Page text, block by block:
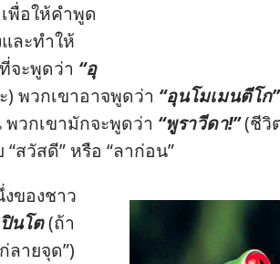
พื่อ​ให้​คำ​พูด​
ละ​ทำ​ให้​
จะ​พูด​ว่า “อุ
) พวก​เขา​อาจ​พูด​ว่า “อุนโมเมนตีโก”
วก​เขา​มัก​จะ​พูด​ว่า “พูราวีดา!”(ชีวิ
สวัสดี” หรือ “ลา​ก่อน”
ของ​ชาว​
นโต(ถ้า​
ลาย​จุด”)